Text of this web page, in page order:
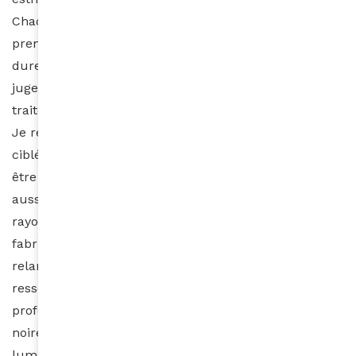
Chaque personne est différente, de ce fait, la
première séance sert toujours de test. Au lieu de
durer ½ heure, la séance va durer 20 minutes pour
juger la réaction de ma peau claire Puis le
traitement est adapté selon chaque cliente.
Je ressens une chaleur diffuse et non une chaleur
ciblée à un endroit spécifique. Autrement, le pad doit
être déplacé. Ce n’est pas tout. La lumière rouge agit
aussi sur les vergetures. A la fonte de la graisse, le
rayon rouge va agir sur les fibroblastes qui
fabriquent l’élastine et le collagène. Le rayon va
relancer leur production. La fermeté de la peau se
resserre. Une vergeture, c’est une cassure en
profondeur. Tout particulièrement sur les peaux
noires et métisses, les fibroblastes, sous l’action de la